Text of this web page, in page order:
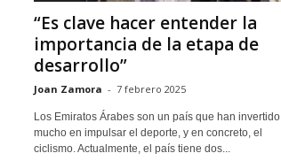
“Es clave hacer entender la
importancia de la etapa de
desarrollo”
Joan Zamora - 7 febrero 2025
Los Emiratos Árabes son un país que han invertido
mucho en impulsar el deporte, y en concreto, el
ciclismo. Actualmente, el país tiene dos...